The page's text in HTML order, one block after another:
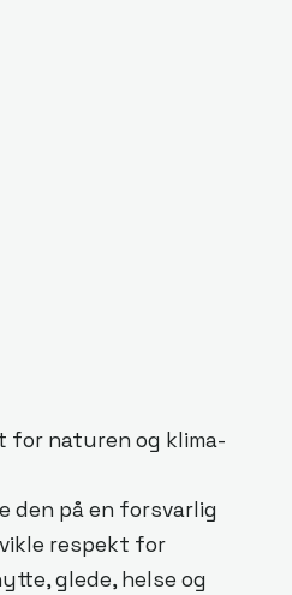
naturen og klima-
på en forsvarlig
respekt for
glede, helse og